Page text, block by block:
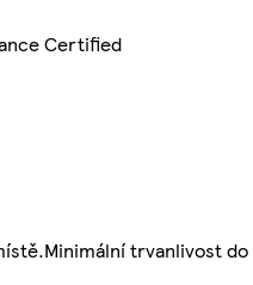
Certified
trvanlivost do